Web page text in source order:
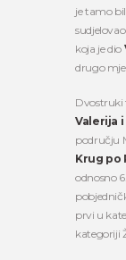
je tamo
koja je dio
drugo
Dvostruki
Valerija i
području
Krug po
odnosno
prvi u
kategoriji